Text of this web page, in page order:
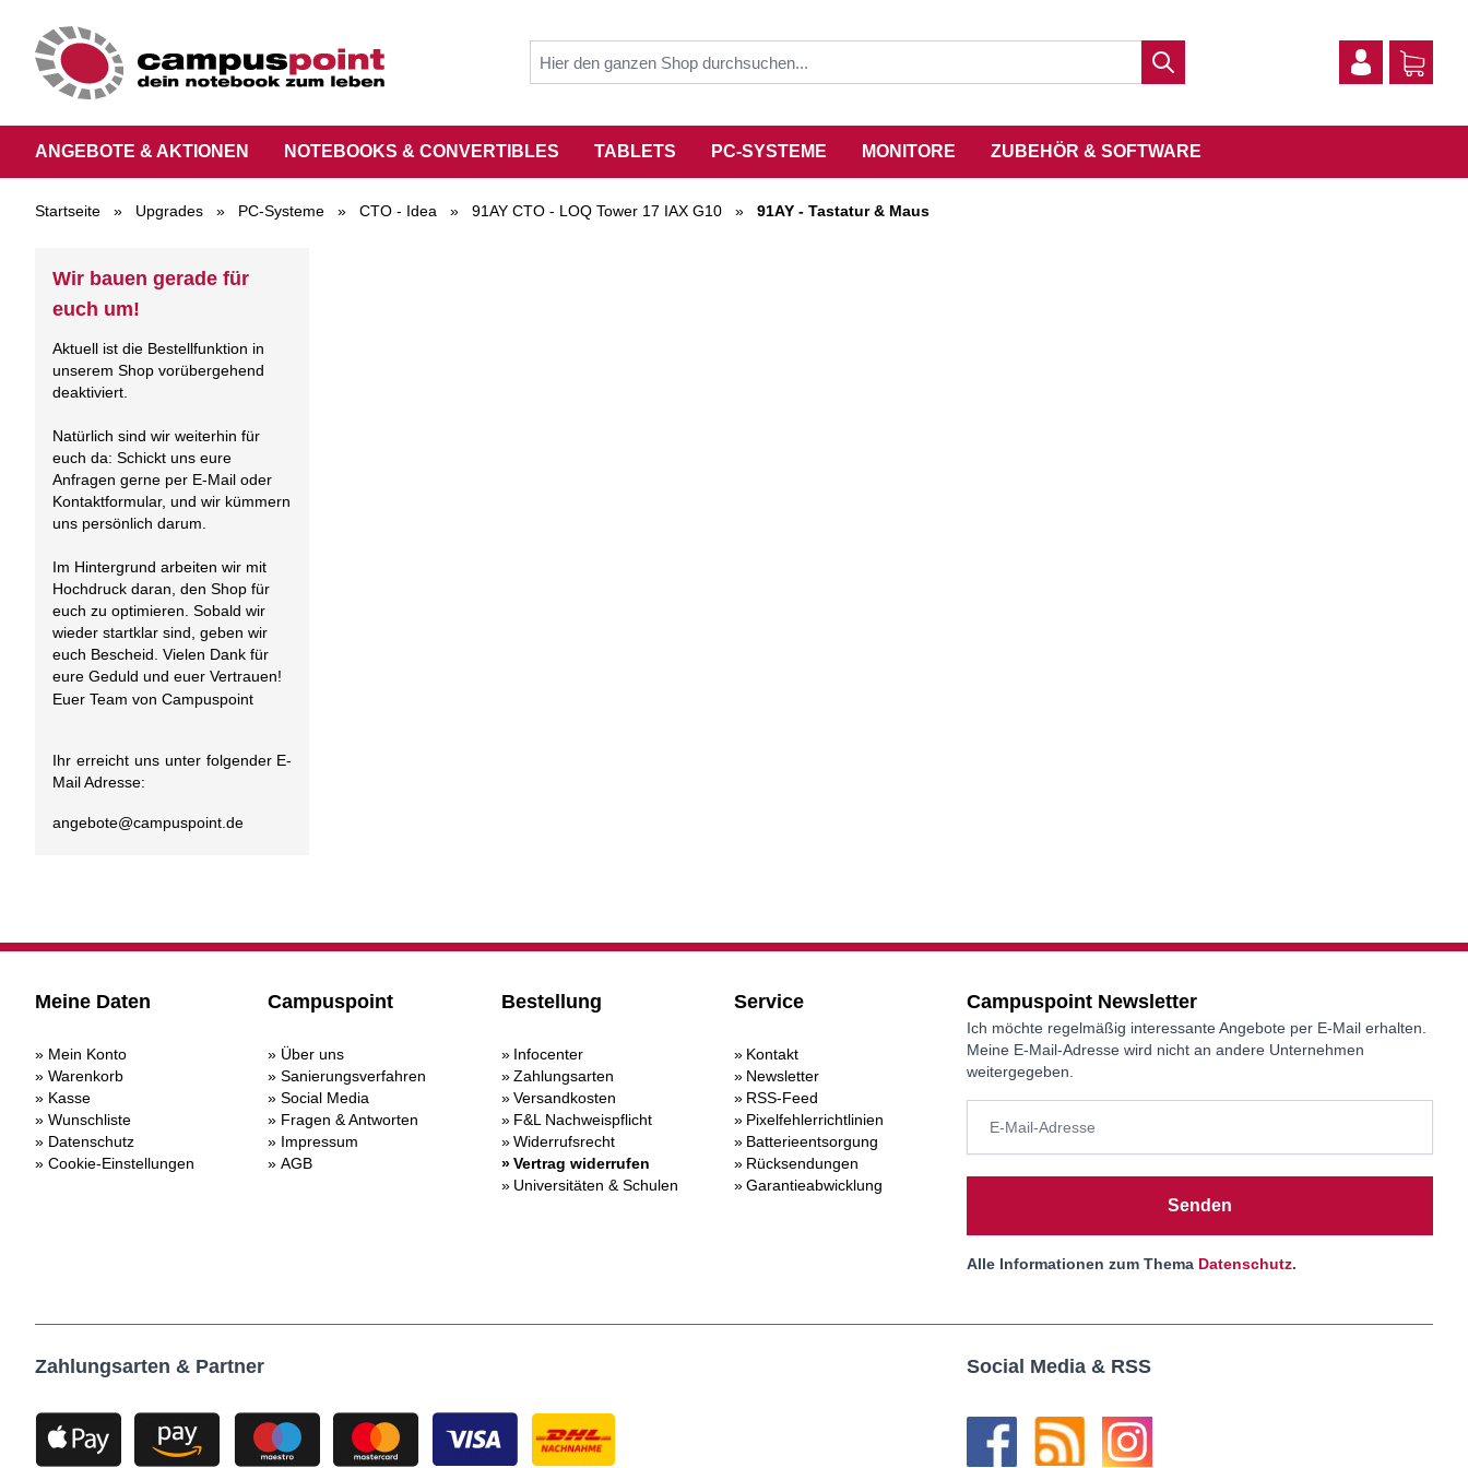
ANGEBOTE & AKTIONEN NOTEBOOKS & CONVERTIBLES TABLETS PC-SYSTEME MONITORE ZUBEHÖR & SOFTWARE
Startseite » Upgrades » PC-Systeme » CTO - Idea » 91AY CTO - LOQ Tower 17 IAX G10 » 91AY - Tastatur & Maus
Wir bauen gerade für
euch um!
Aktuell ist die Bestellfunktion in
unserem Shop vorübergehend
deaktiviert.
Natürlich sind wir weiterhin für
euch da: Schickt uns eure
Anfragen gerne per E-Mail oder
Kontaktformular, und wir kümmern
uns persönlich darum.
Im Hintergrund arbeiten wir mit
Hochdruck daran, den Shop für
euch zu optimieren. Sobald wir
wieder startklar sind, geben wir
euch Bescheid. Vielen Dank für
eure Geduld und euer Vertrauen!
Euer Team von Campuspoint
Ihr erreicht uns unter folgender E-
Mail Adresse:
angebote@campuspoint.de
Meine Daten
Mein Konto
Warenkorb
Kasse
Wunschliste
Datenschutz
Cookie-Einstellungen
Campuspoint
Über uns
Sanierungsverfahren
Social Media
Fragen & Antworten
Impressum
AGB
Bestellung
Infocenter
Zahlungsarten
Versandkosten
F&L Nachweispflicht
Widerrufsrecht
Vertrag widerrufen
Universitäten & Schulen
Service
Kontakt
Newsletter
RSS-Feed
Pixelfehlerrichtlinien
Batterieentsorgung
Rücksendungen
Garantieabwicklung
Campuspoint Newsletter
Ich möchte regelmäßig interessante Angebote per E-Mail erhalten.
Meine E-Mail-Adresse wird nicht an andere Unternehmen
weitergegeben.
Senden
Alle Informationen zum Thema Datenschutz.
Zahlungsarten & Partner Social Media & RSS